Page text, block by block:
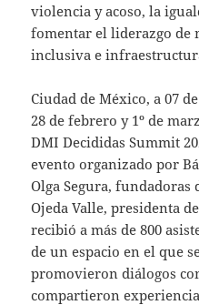
violencia y acoso, la
fomentar el liderazgo de
inclusiva e
Ciudad de México, a 07
28 de febrero y 1º de
DMI Decididas Summit
evento organizado por
Olga Segura, fundadoras
Ojeda Valle, presidenta
recibió a más de 800
de un espacio en el que
promovieron diálogos
compartieron